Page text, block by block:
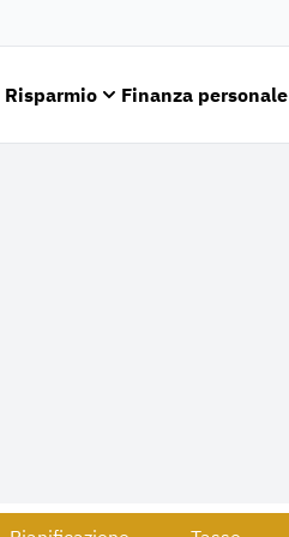
Risparmio Finanza personale